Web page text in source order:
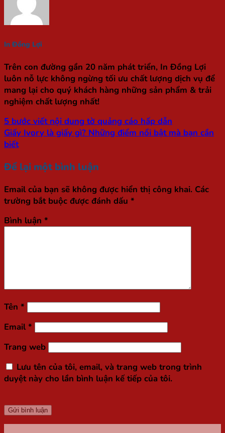
In Đồng Lợi
Trên con đường gần 20 năm phát triển, In Đồng Lợi
luôn nỗ lực không ngừng tối ưu chất lượng dịch vụ để
mang lại cho quý khách hàng những sản phẩm & trải
nghiệm chất lượng nhất!
5 bước viết nội dung tờ quảng cáo hấp dẫn
Giấy Ivory là giấy gì? Những điểm nổi bật mà bạn cần
biết
Để lại một bình luận
Email của bạn sẽ không được hiển thị công khai. Các
trường bắt buộc được đánh dấu *
Bình luận *
Tên *
Email*
Trang web
Lưu tên của tôi, email, và trang web trong trình
duyệt này cho lần bình luận kế tiếp của tôi.